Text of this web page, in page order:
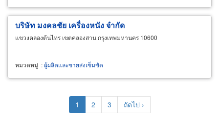
บริษัท มงคลชัย เครื่องหนัง จำกัด
แขวงคลองต้นไทร เขตคลองสาน กรุงเทพมหานคร 10600
หมวดหมู่ :ผู้ผลิตและขายส่งเข็มขัด
Current
page
1 Page
2 Page
3
Next
page
ถัดไป ›